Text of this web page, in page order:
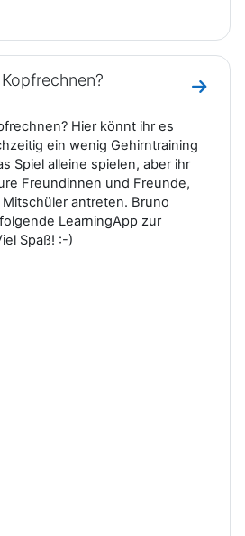
Zum
Hier könnt ihr es
ein wenig Gehirntraining
Spiel alleine spielen, aber ihr
Freundinnen und Freunde,
antreten. Bruno
LearningApp zur
Spaß! :-)